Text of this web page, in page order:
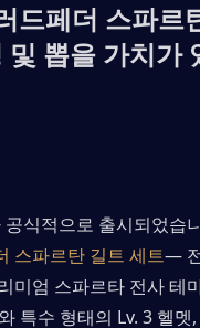
드페더 스파르
뽑을 가치가
식적으로 출시되었습
스파르탄 길트 세트—
미엄 스파르타 전사 테
특수 형태의 Lv. 3 헬멧